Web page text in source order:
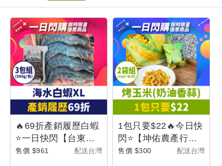
新
消
息
我
物
車
🔥69折產銷履歷白蝦
⭐一日快閃【台東初
蝦】海水白蝦-
售價 $961 配送台灣
1包只要$22🔥今日快
閃⭐【坤佑農產行】
烤玉米(奶油香蒜口
售價 $300 配送台灣